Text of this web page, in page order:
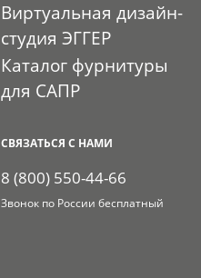
Виртуальная дизайн-
студия ЭГГЕР
Каталог фурнитуры
для САПР
СВЯЗАТЬСЯ С НАМИ
8 (800) 550-44-66
Звонок по России бесплатный